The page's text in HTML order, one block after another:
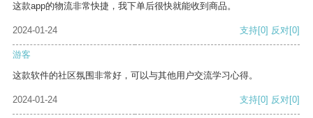
这款app的物流非常快捷，我下单后很快就能收到商品。
2024-01-24 支持[0] 反对[0]
游客
这款软件的社区氛围非常好，可以与其他用户交流学习心得。
2024-01-24 支持[0] 反对[0]